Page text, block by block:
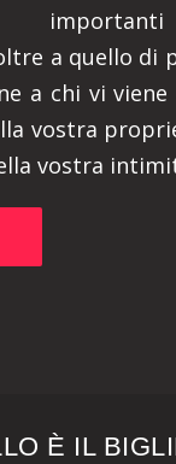
a quello di
a chi vi
vostra
vostra
È IL